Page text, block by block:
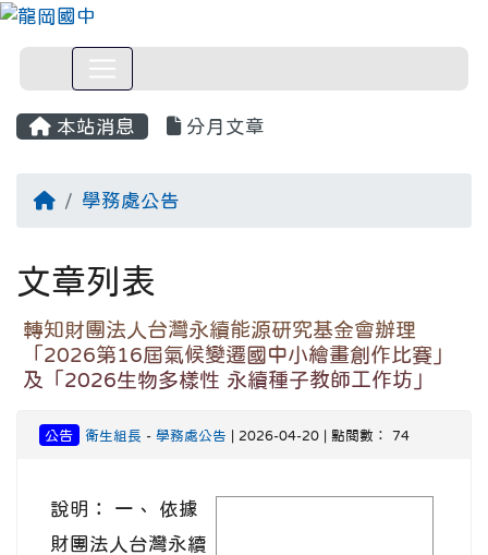
本站消息 分月文章
回首頁學務處公告
文章列表
轉知財團法人台灣永續能源研究基金會辦理
「2026第16屆氣候變遷國中小繪畫創作比賽」
及「2026生物多樣性 永續種子教師工作坊」
公告 衛生組長 - 學務處公告 | 2026-04-20 | 點閱數： 74
說明： 一、 依據
財團法人台灣永續